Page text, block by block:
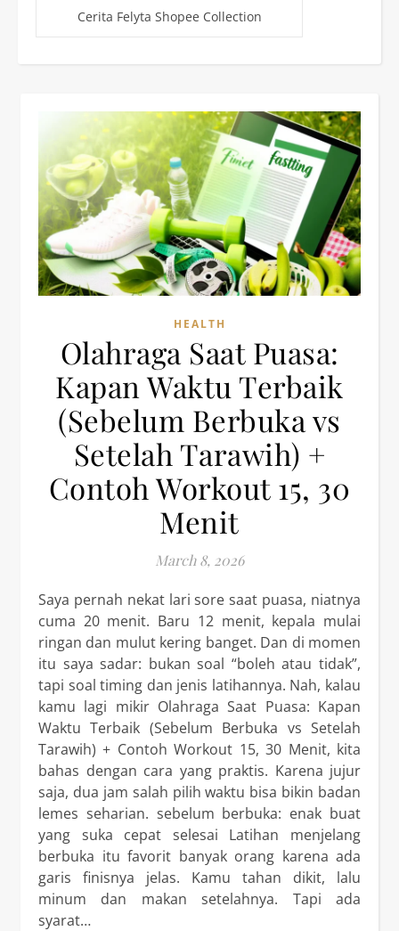
Cerita Felyta Shopee Collection
HEALTH
Olahraga Saat Puasa:
Kapan Waktu Terbaik
(Sebelum Berbuka vs
Setelah Tarawih) +
Contoh Workout 15, 30
Menit
March 8, 2026
Saya pernah nekat lari sore saat puasa, niatnya
cuma 20 menit. Baru 12 menit, kepala mulai
ringan dan mulut kering banget. Dan di momen
itu saya sadar: bukan soal “boleh atau tidak”,
tapi soal timing dan jenis latihannya. Nah, kalau
kamu lagi mikir Olahraga Saat Puasa: Kapan
Waktu Terbaik (Sebelum Berbuka vs Setelah
Tarawih) + Contoh Workout 15, 30 Menit, kita
bahas dengan cara yang praktis. Karena jujur
saja, dua jam salah pilih waktu bisa bikin badan
lemes seharian. sebelum berbuka: enak buat
yang suka cepat selesai Latihan menjelang
berbuka itu favorit banyak orang karena ada
garis finisnya jelas. Kamu tahan dikit, lalu
minum dan makan setelahnya. Tapi ada
syarat…